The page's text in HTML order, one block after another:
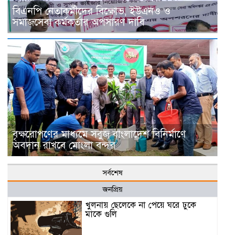
বিএনপি নেতাকর্মীদের বিক্ষোভ, ইউএনও ও
সমাজসেবা কর্মকর্তার অপসারণ দাবি
বৃক্ষরোপণের মাধ্যমে সবুজ বাংলাদেশ বিনির্মাণে
অবদান রাখবে মোংলা বন্দর
সর্বশেষ
জনপ্রিয়
খুলনায় ছেলেকে না পেয়ে ঘরে ঢুকে
মাকে গুলি